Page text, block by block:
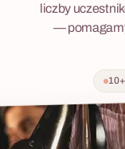
liczby
—